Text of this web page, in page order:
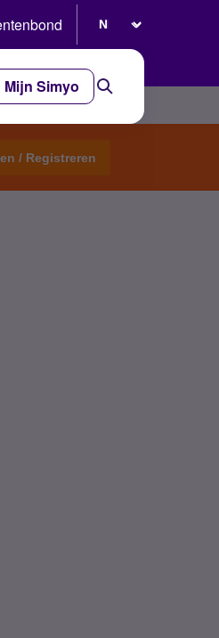
Mijn Simyo
/ Registreren